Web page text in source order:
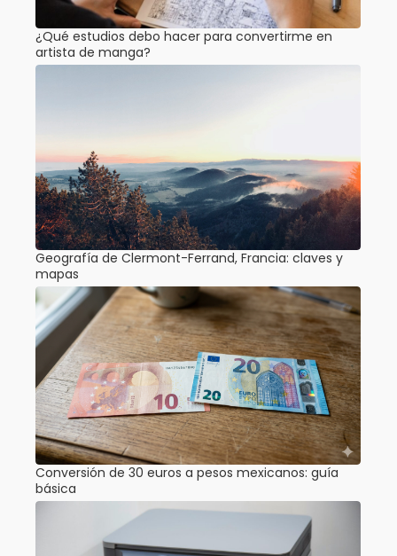
¿Qué estudios debo hacer para convertirme en
artista de manga?
Geografía de Clermont-Ferrand, Francia: claves y
mapas
Conversión de 30 euros a pesos mexicanos: guía
básica